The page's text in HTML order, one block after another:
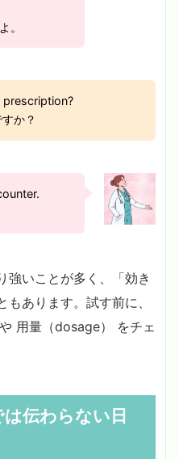
。
prescription?
か？
強いことが多く、「効き
あります。試す前に、
用量（dosage） をチェ
伝わらない日